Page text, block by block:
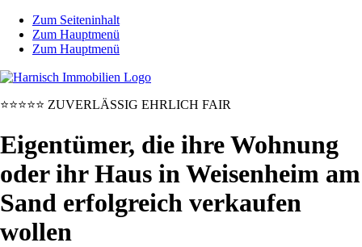
Zum Seiteninhalt
Zum Hauptmenü
Zum Hauptmenü
⭐⭐⭐⭐⭐ ZUVERLÄSSIG EHRLICH FAIR
Eigentümer, die ihre Wohnung
oder ihr Haus in Weisenheim am
Sand erfolgreich verkaufen
wollen